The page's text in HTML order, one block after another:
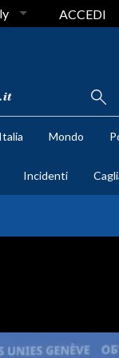
ACCEDI
Italia Mondo
Incidenti